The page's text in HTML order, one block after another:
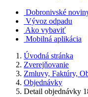
Dobronivské
Vývoz odpadu
Ako vybaviť
Mobilná aplikácia
Úvodná stránka
Zverejňovanie
Zmluvy, Faktúry,
Objednávky
Detail objednávky